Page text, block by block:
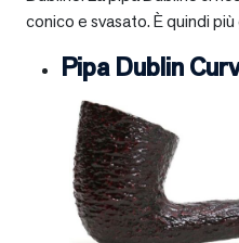
conico e svasato. È quindi
Pipa Dublin